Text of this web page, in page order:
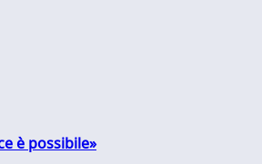
è possibile»